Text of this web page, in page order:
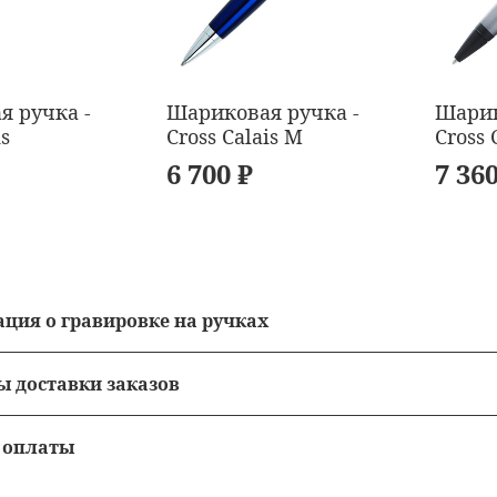
ручка -
Шариковая ручка -
Cross Calais M
6 700 ₽
Cross
7
о гравировке на ручках
гравировка на ручках от 10 000 рублей.
зависят от загрузки оборудования и мастера
доставки заказов